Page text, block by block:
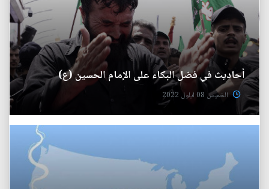
أحاديث في فضل البكاء على الإمام الحسين (ع)
الخميس 08 ايلول 2022